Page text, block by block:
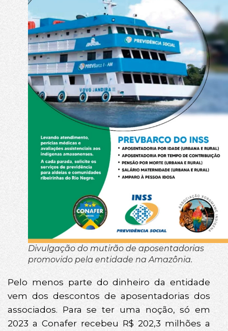
Divulgação do mutirão de aposentadorias
promovido pela entidade na Amazônia.
Pelo menos parte do dinheiro da entidade
vem dos descontos de aposentadorias dos
associados. Para se ter uma noção, só em
2023 a Conafer recebeu R$ 202,3 milhões a